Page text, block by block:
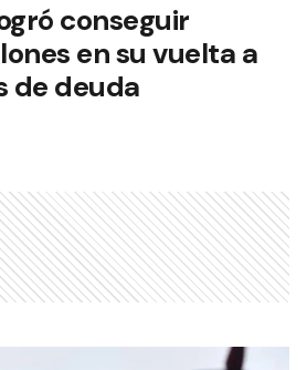
conseguir
en su vuelta a
de deuda